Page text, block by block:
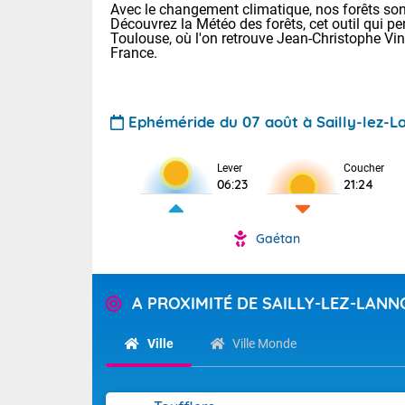
Pour la
Tendance
Avec le changement climatique, nos forêts
Découvrez la Météo des forêts, cet outil qui
Toulouse, où l'on retrouve Jean-Christophe
France.
Ephéméride du 07 août à Sailly-lez-
Lever
06:23
Coucher
21:24
Gaétan
A PROXIMITÉ DE SAILLY-LEZ-
Ville Ville Monde
Voici les
28 Lyon :
: 27 Nancy :
31 Lille : 26
Demain :
Calme,
alors que la